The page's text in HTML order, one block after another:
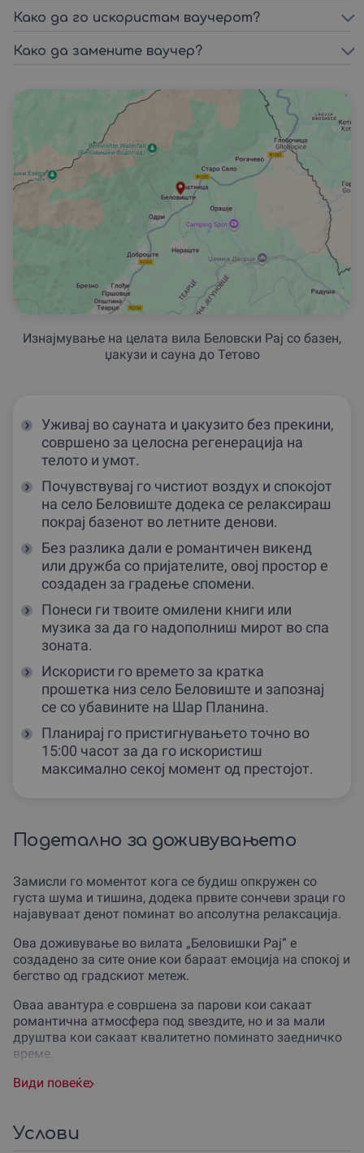
Како да го искористам ваучерот?
Како да замените ваучер?
Изнајмување на целата вила Беловски Рај со базен,
џакузи и сауна до Тетово
Уживај во сауната и џакузито без прекини,
совршено за целосна регенерација на
телото и умот.
Почувствувај го чистиот воздух и спокојот
на село Беловиште додека се релаксираш
покрај базенот во летните денови.
Без разлика дали е романтичен викенд
или дружба со пријателите, овој простор е
создаден за градење спомени.
Понеси ги твоите омилени книги или
музика за да го надополниш мирот во спа
зоната.
Искористи го времето за кратка
прошетка низ село Беловиште и запознај
се со убавините на Шар Планина.
Планирај го пристигнувањето точно во
15:00 часот за да го искористиш
максимално секој момент од престојот.
Подетално за доживувањето
Замисли го моментот кога се будиш опкружен со
густа шума и тишина, додека првите сончеви зраци го
најавуваат денот поминат во апсолутна релаксација.
Ова доживување во вилата „Беловишки Рај“ е
создадено за сите оние кои бараат емоција на спокој и
бегство од градскиот метеж.
Оваа авантура е совршена за парови кои сакаат
романтична атмосфера под ѕвездите, но и за мали
друштва кои сакаат квалитетно поминато заедничко
време.
Доживувањето е одличен подарок за родендени,
природа.
Види повеќе
Услови